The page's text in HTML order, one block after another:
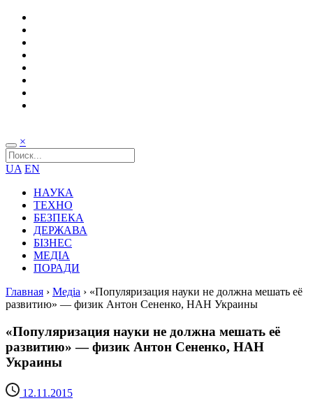
×
UA EN
НАУКА
ТЕХНО
БЕЗПЕКА
ДЕРЖАВА
БІЗНЕС
МЕДІА
ПОРАДИ
Главная › Медіа › «Популяризация науки не должна мешать её
развитию» — физик Антон Сененко, НАН Украины
«Популяризация науки не должна мешать её
развитию» — физик Антон Сененко, НАН
Украины
12.11.2015